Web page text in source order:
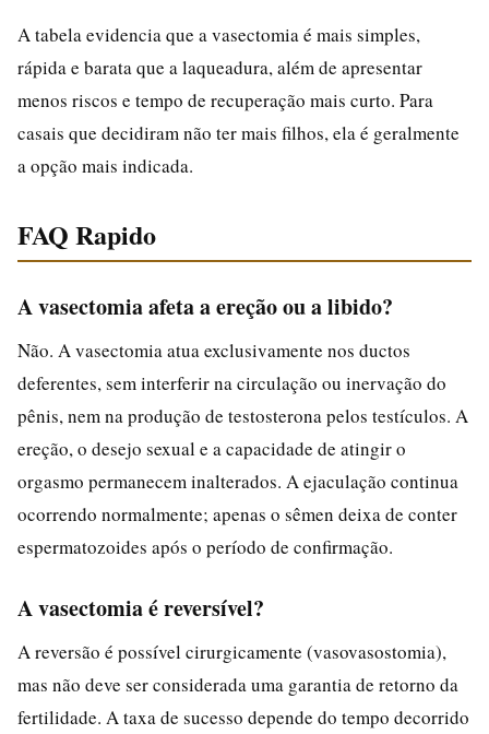
A tabela evidencia que a vasectomia é mais simples,
rápida e barata que a laqueadura, além de apresentar
menos riscos e tempo de recuperação mais curto. Para
casais que decidiram não ter mais filhos, ela é geralmente
a opção mais indicada.
FAQ Rapido
A vasectomia afeta a ereção ou a libido?
Não. A vasectomia atua exclusivamente nos ductos
deferentes, sem interferir na circulação ou inervação do
pênis, nem na produção de testosterona pelos testículos. A
ereção, o desejo sexual e a capacidade de atingir o
orgasmo permanecem inalterados. A ejaculação continua
ocorrendo normalmente; apenas o sêmen deixa de conter
espermatozoides após o período de confirmação.
A vasectomia é reversível?
A reversão é possível cirurgicamente (vasovasostomia),
mas não deve ser considerada uma garantia de retorno da
fertilidade. A taxa de sucesso depende do tempo decorrido